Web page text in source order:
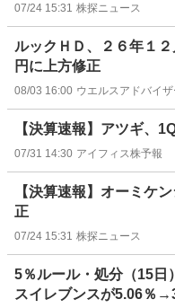
07/24 15:31 株探ニュース
ルックＨＤ、２６年１
円に上方修正
08/03 16:00 ウエルスアドバイザ
【決算速報】アツギ、
07/31 14:30 アイフィス株予報
【決算速報】オーミケ
正
07/24 15:31 株探ニュース
5％ルール・処分（15
スイレブンスが5.06％